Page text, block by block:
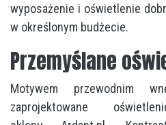
wyposażenie i oświetlenie
w określonym budżecie.
Przemyślane
Motywem przewodnim
zaprojektowane